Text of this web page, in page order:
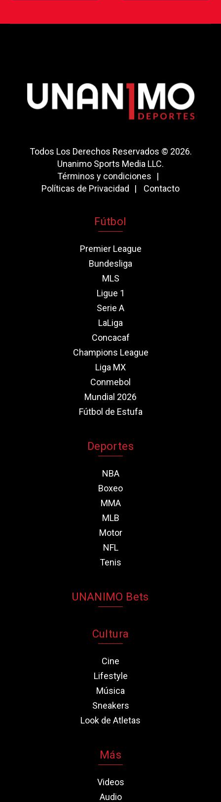
Todos Los Derechos Reservados © 2026.
Unanimo Sports Media LLC.
Términos y condiciones
Políticas de Privacidad
Contacto
Fútbol
Premier League
Bundesliga
MLS
Ligue 1
Serie A
LaLiga
Concacaf
Champions League
Liga MX
Conmebol
Mundial 2026
Fútbol de Estufa
Deportes
NBA
Boxeo
MMA
MLB
Motor
NFL
Tenis
UNANIMO Bets
Cultura
Cine
Lifestyle
Música
Sneakers
Look de Atletas
Más
Videos
Audio